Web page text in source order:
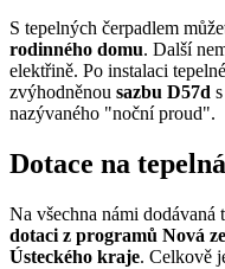
S tepelných čerpadlem
rodinného domu. Další
elektřině. Po instalaci
zvýhodněnou sazbu D57d
nazývaného "noční proud".
Dotace na
Na všechna námi dodávaná
dotaci z programů Nová
Ústeckého kraje. Celkově